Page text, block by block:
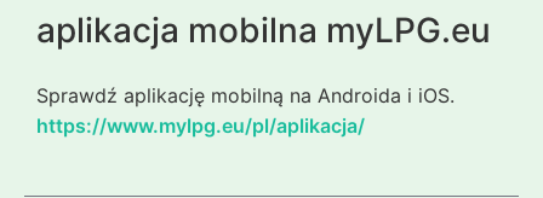
aplikacja mobilna myLPG.eu
Sprawdź aplikację mobilną na Androida i iOS.
https://www.mylpg.eu/pl/aplikacja/